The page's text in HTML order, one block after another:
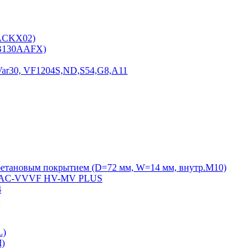
VF1204S,ND,S54,G8,A11
покрытием (D=72 мм, W=14 мм, внутр.М10)
AC-VVVF HV-MV PLUS